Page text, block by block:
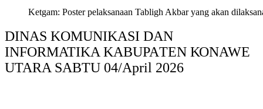
Ketgam: Poster pelaksanaan Tabligh Akbar yang akan
DINAS KOMUNIKASI DAN
INFORMATIKA KABUPAΤΕΝ ΚΟNAWE
UTARA SABTU 04/April 2026